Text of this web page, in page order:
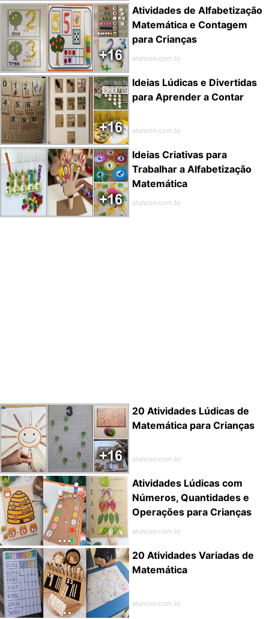
Atividades de Alfabetização
Matemática e Contagem
para Crianças
alunoon.com.br
Ideias Lúdicas e Divertidas
para Aprender a Contar
alunoon.com.br
Ideias Criativas para
Trabalhar a Alfabetização
Matemática
alunoon.com.br
20 Atividades Lúdicas de
Matemática para Crianças
alunoon.com.br
Atividades Lúdicas com
Números, Quantidades e
Operações para Crianças
alunoon.com.br
20 Atividades Variadas de
Matemática
alunoon.com.br